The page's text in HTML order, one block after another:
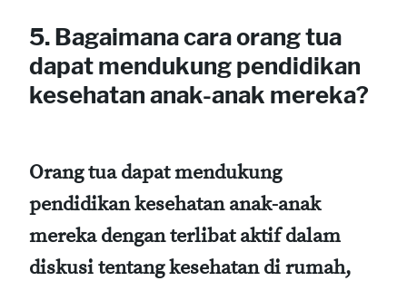
5. Bagaimana cara orang tua
dapat mendukung pendidikan
kesehatan anak-anak mereka?
Orang tua dapat mendukung
pendidikan kesehatan anak-anak
mereka dengan terlibat aktif dalam
diskusi tentang kesehatan di rumah,